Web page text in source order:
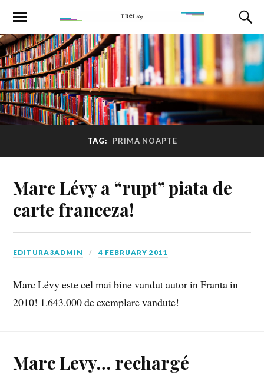
TAG: PRIMA NOAPTE
Marc Lévy a “rupt” piata de
carte franceza!
EDITURA3ADMIN 4 FEBRUARY 2011
Marc Lévy este cel mai bine vandut autor in Franta in
2010! 1.643.000 de exemplare vandute!
Marc Levy… rechargé